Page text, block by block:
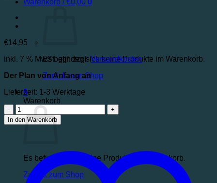
Warenkorb /€0,00 0
Es befinden sich keine Produkte im Warenkorb.
Zurück zum Shop
0
Warenkorb
Es befinden sich keine Produkte im Warenkorb.
Zurück zum Shop
€14,95
inkl. 7 % MwSt. ggf. zzgl.Versandkosten
Der Plan von Anfang an
Lieferzeit: 1-3 Werktage
Der
Plan
von
252
Andachten
Menge
In den Warenkorb